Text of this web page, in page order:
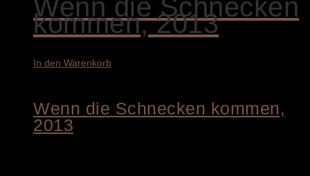
Wenn die Schnecken
kommen, 2013
In den Warenkorb
Wenn die Schnecken kommen,
2013